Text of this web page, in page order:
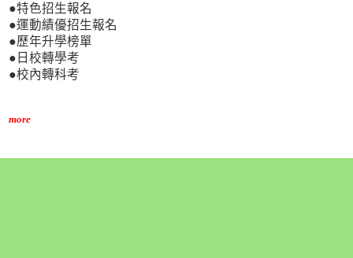
●特色招生報名
●運動績優招生報名
●歷年升學榜單
●日校轉學考
●校內轉科考
more